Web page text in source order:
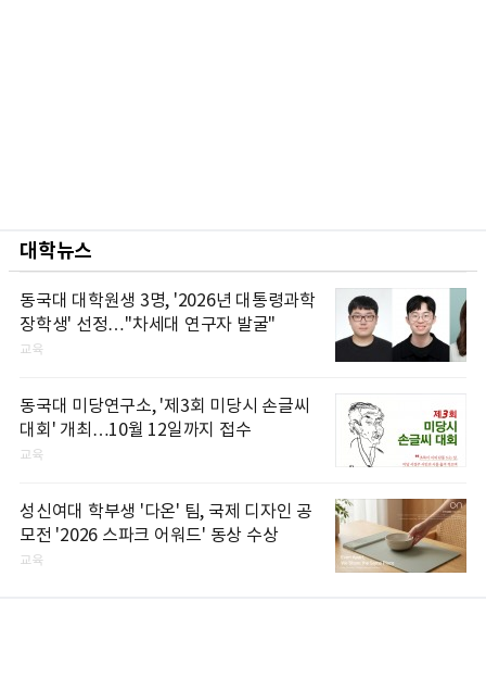
대학뉴스
동국대 대학원생 3명, '2026년 대통령과학
장학생' 선정…"차세대 연구자 발굴"
교육
동국대 미당연구소, '제3회 미당시 손글씨
대회' 개최…10월 12일까지 접수
교육
성신여대 학부생 '다온' 팀, 국제 디자인 공
모전 '2026 스파크 어워드' 동상 수상
교육